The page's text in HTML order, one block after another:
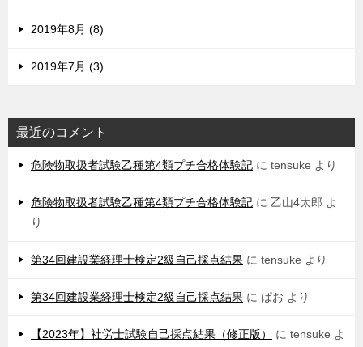
2019年8月 (8)
2019年7月 (3)
最近のコメント
危険物取扱者試験乙種第4類プチ合格体験記 に tensuke より
危険物取扱者試験乙種第4類プチ合格体験記 に 乙山4太郎 よ
り
第34回建設業経理士検定2級自己採点結果 に tensuke より
第34回建設業経理士検定2級自己採点結果 に ぱお より
【2023年】社労士試験自己採点結果（修正版） に tensuke よ